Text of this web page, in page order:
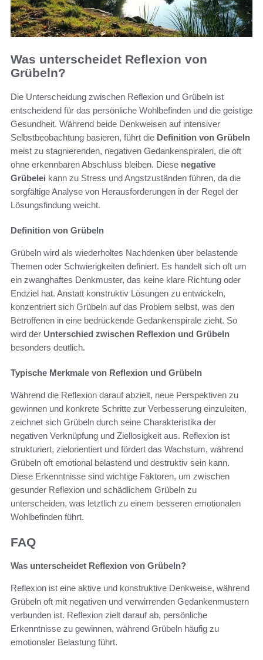
Was unterscheidet Reflexion von
Grübeln?
Die Unterscheidung zwischen Reflexion und Grübeln ist
entscheidend für das persönliche Wohlbefinden und die geistige
Gesundheit. Während beide Denkweisen auf intensiver
Selbstbeobachtung basieren, führt die Definition von Grübeln
meist zu stagnierenden, negativen Gedankenspiralen, die oft
ohne erkennbaren Abschluss bleiben. Diese negative
Grübelei kann zu Stress und Angstzuständen führen, da die
sorgfältige Analyse von Herausforderungen in der Regel der
Lösungsfindung weicht.
Definition von Grübeln
Grübeln wird als wiederholtes Nachdenken über belastende
Themen oder Schwierigkeiten definiert. Es handelt sich oft um
ein zwanghaftes Denkmuster, das keine klare Richtung oder
Endziel hat. Anstatt konstruktiv Lösungen zu entwickeln,
konzentriert sich Grübeln auf das Problem selbst, was den
Betroffenen in eine bedrückende Gedankenspirale zieht. So
wird der Unterschied zwischen Reflexion und Grübeln
besonders deutlich.
Typische Merkmale von Reflexion und Grübeln
Während die Reflexion darauf abzielt, neue Perspektiven zu
gewinnen und konkrete Schritte zur Verbesserung einzuleiten,
zeichnet sich Grübeln durch seine Charakteristika der
negativen Verknüpfung und Ziellosigkeit aus. Reflexion ist
strukturiert, zielorientiert und fördert das Wachstum, während
Grübeln oft emotional belastend und destruktiv sein kann.
Diese Erkenntnisse sind wichtige Faktoren, um zwischen
gesunder Reflexion und schädlichem Grübeln zu
unterscheiden, was letztlich zu einem besseren emotionalen
Wohlbefinden führt.
FAQ
Was unterscheidet Reflexion von Grübeln?
Reflexion ist eine aktive und konstruktive Denkweise, während
Grübeln oft mit negativen und verwirrenden Gedankenmustern
verbunden ist. Reflexion zielt darauf ab, persönliche
Erkenntnisse zu gewinnen, während Grübeln häufig zu
emotionaler Belastung führt.